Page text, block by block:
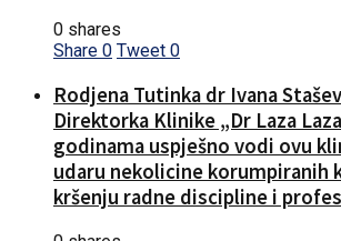
0 shares
Share 0 Tweet 0
Rodjena Tutinka dr Ivana
Direktorka Klinike „Dr Laza
godinama uspješno vodi ovu
udaru nekolicine korumpiranih
kršenju radne discipline i